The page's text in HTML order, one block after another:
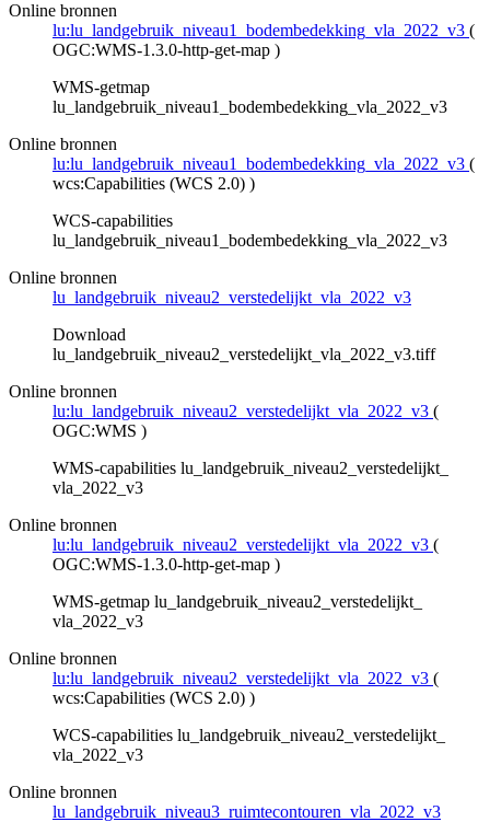
Online bronnen
lu:lu_landgebruik_niveau1_bodembedekking_vla_2022_v3 (
OGC:WMS-1.3.0-http-get-map )
WMS-getmap
lu_landgebruik_niveau1_bodembedekking_vla_2022_v3
Online bronnen
lu:lu_landgebruik_niveau1_bodembedekking_vla_2022_v3 (
wcs:Capabilities (WCS 2.0) )
WCS-capabilities
lu_landgebruik_niveau1_bodembedekking_vla_2022_v3
Online bronnen
lu_landgebruik_niveau2_verstedelijkt_vla_2022_v3
Download
lu_landgebruik_niveau2_verstedelijkt_vla_2022_v3.tiff
Online bronnen
lu:lu_landgebruik_niveau2_verstedelijkt_vla_2022_v3 (
OGC:WMS )
WMS-capabilities lu_landgebruik_niveau2_verstedelijkt_
vla_2022_v3
Online bronnen
lu:lu_landgebruik_niveau2_verstedelijkt_vla_2022_v3 (
OGC:WMS-1.3.0-http-get-map )
WMS-getmap lu_landgebruik_niveau2_verstedelijkt_
vla_2022_v3
Online bronnen
lu:lu_landgebruik_niveau2_verstedelijkt_vla_2022_v3 (
wcs:Capabilities (WCS 2.0) )
WCS-capabilities lu_landgebruik_niveau2_verstedelijkt_
vla_2022_v3
Online bronnen
lu_landgebruik_niveau3_ruimtecontouren_vla_2022_v3